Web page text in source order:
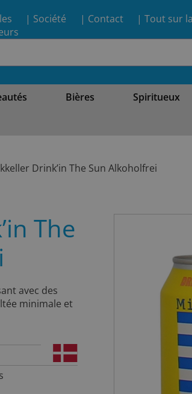
| Société | Contact | Tout sur
Bières Spiritueux
Drink’in The Sun Alkoholfrei
The
avec des
minimale et